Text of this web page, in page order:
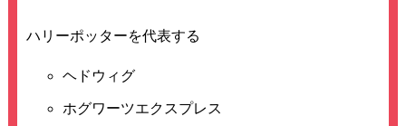
ハリーポッターを代表する
ヘドウィグ
ホグワーツエクスプレス